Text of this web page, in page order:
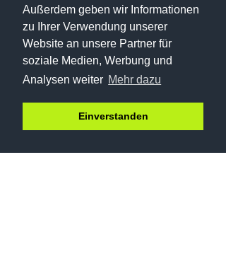
Außerdem geben wir Informationen
zu Ihrer Verwendung unserer
Website an unsere Partner für
soziale Medien, Werbung und
Analysen weiter Mehr dazu
Einverstanden
Mehr Infos zu Fotokursen? ->